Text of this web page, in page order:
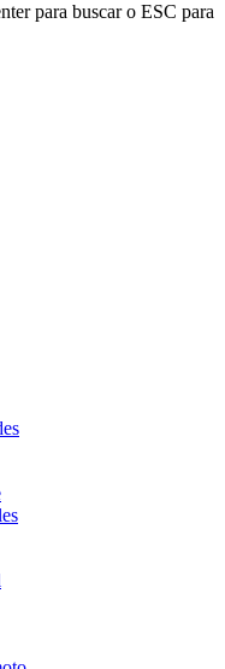
para buscar o ESC para